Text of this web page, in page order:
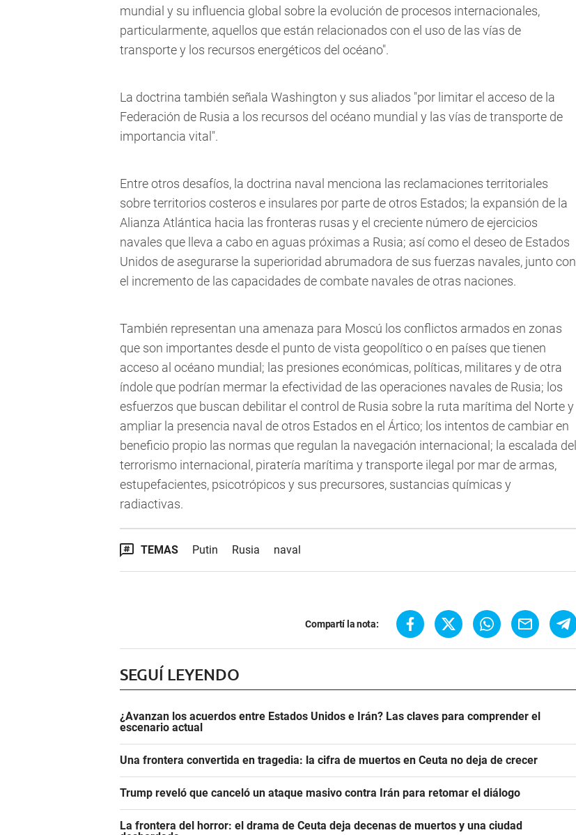
mundial y su influencia global sobre la evolución de procesos internacionales,
particularmente, aquellos que están relacionados con el uso de las vías de
transporte y los recursos energéticos del océano".
La doctrina también señala Washington y sus aliados "por limitar el acceso de la
Federación de Rusia a los recursos del océano mundial y las vías de transporte de
importancia vital".
Entre otros desafíos, la doctrina naval menciona las reclamaciones territoriales
sobre territorios costeros e insulares por parte de otros Estados; la expansión de la
Alianza Atlántica hacia las fronteras rusas y el creciente número de ejercicios
navales que lleva a cabo en aguas próximas a Rusia; así como el deseo de Estados
Unidos de asegurarse la superioridad abrumadora de sus fuerzas navales, junto con
el incremento de las capacidades de combate navales de otras naciones.
También representan una amenaza para Moscú los conflictos armados en zonas
que son importantes desde el punto de vista geopolítico o en países que tienen
acceso al océano mundial; las presiones económicas, políticas, militares y de otra
índole que podrían mermar la efectividad de las operaciones navales de Rusia; los
esfuerzos que buscan debilitar el control de Rusia sobre la ruta marítima del Norte y
ampliar la presencia naval de otros Estados en el Ártico; los intentos de cambiar en
beneficio propio las normas que regulan la navegación internacional; la escalada del
terrorismo internacional, piratería marítima y transporte ilegal por mar de armas,
estupefacientes, psicotrópicos y sus precursores, sustancias químicas y
radiactivas.
TEMAS Putin Rusia naval
Compartí la nota:
SEGUÍ LEYENDO
¿Avanzan los acuerdos entre Estados Unidos e Irán? Las claves para comprender el
escenario actual
Una frontera convertida en tragedia: la cifra de muertos en Ceuta no deja de crecer
Trump reveló que canceló un ataque masivo contra Irán para retomar el diálogo
La frontera del horror: el drama de Ceuta deja decenas de muertos y una ciudad